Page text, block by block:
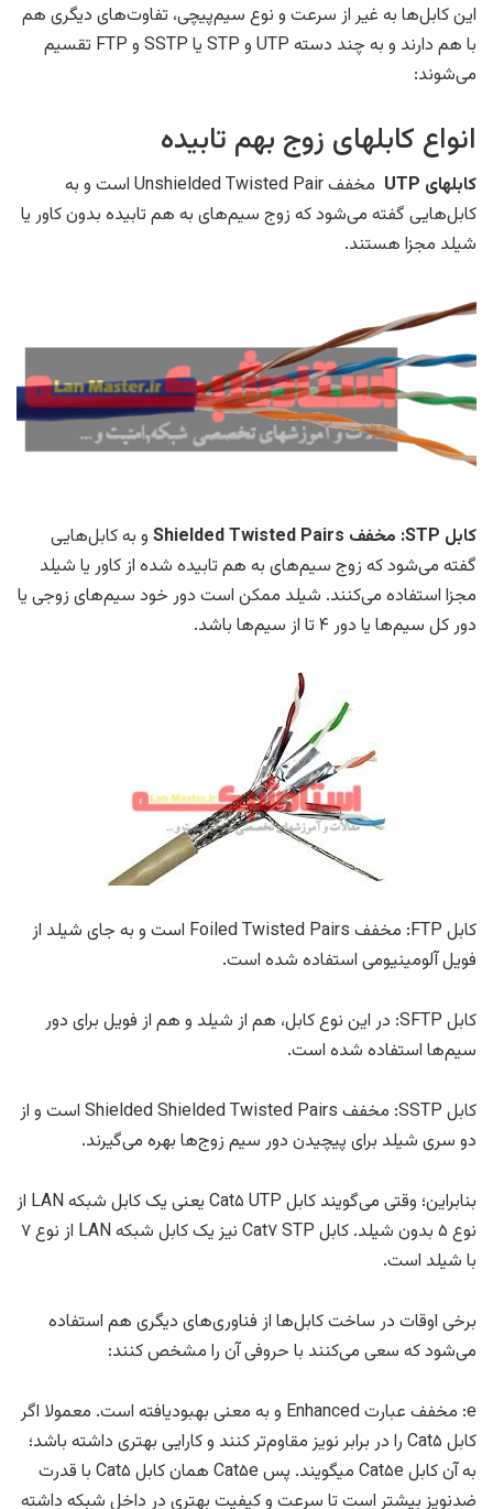
این کابل‌ها به غیر از سرعت و نوع سیم‌پیچی، تفاوت‌های دیگری هم
با هم دارند و به چند دسته UTP و STP یا SSTP و FTP تقسیم
می‌شوند:
انواع کابلهای زوج بهم تابیده
کابلهای UTP
مخفف Unshielded Twisted Pair است و به
کابل‌هایی گفته می‌شود که زوج سیم‌های به هم تابیده بدون کاور یا
شیلد مجزا هستند.
کابل STP: مخفف Shielded Twisted Pairs
و به کابل‌هایی
گفته می‌شود که زوج سیم‌های به هم تابیده شده از کاور یا شیلد
مجزا استفاده می‌کنند. شیلد ممکن است دور خود سیم‌های زوجی یا
دور کل سیم‌ها یا دور ۴ تا از سیم‌ها باشد.
کابل FTP: مخفف Foiled Twisted Pairs است و به جای شیلد از
فویل آلومینیومی استفاده شده است.
کابل SFTP: در این نوع کابل، هم از شیلد و هم از فویل برای دور
سیم‌ها استفاده شده است.
کابل SSTP: مخفف Shielded Shielded Twisted Pairs است و از
دو سری شیلد برای پیچیدن دور سیم زوج‌ها بهره می‌گیرند.
بنابراین؛ وقتی می‌گویند کابل Cat۵ UTP یعنی یک کابل شبکه LAN از
نوع ۵ بدون شیلد. کابل Cat۷ STP نیز یک کابل شبکه LAN از نوع ۷
با شیلد است.
برخی اوقات در ساخت کابل‌ها از فناوری‌های دیگری هم استفاده
می‌شود که سعی می‌کنند با حروفی آن را مشخص کنند:
e: مخفف عبارت Enhanced و به معنی بهبودیافته است. معمولا اگر
کابل Cat۵ را در برابر نویز مقاوم‌تر کنند و کارایی بهتری داشته باشد؛
به آن کابل Cat۵e میگویند. پس Cat۵e همان کابل Cat۵ با قدرت
ضدنویز بیشتر است تا سرعت و کیفیت بهتری در داخل شبکه داشته